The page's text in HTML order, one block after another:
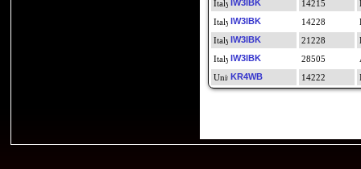
IW3IBK
14215
IW3IBK
14228
IW3IBK
21228
IW3IBK
28505
KR4WB
14222